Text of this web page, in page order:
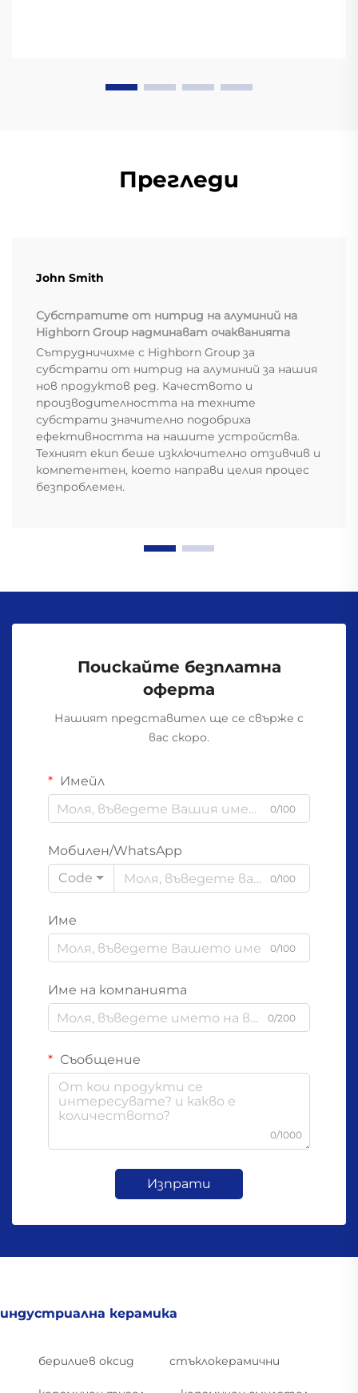
Прегледи
John Smith
Субстратите от нитрид на алуминий на
Highborn Group надминават очакванията
Сътрудничихме с Highborn Group за
субстрати от нитрид на алуминий за нашия
нов продуктов ред. Качеството и
производителността на техните
субстрати значително подобриха
ефективността на нашите устройства.
Техният екип беше изключително отзивчив и
компетентен, което направи целия процес
безпроблемен.
Поискайте безплатна
оферта
Нашият представител ще се свърже с
вас скоро.
Имейл
0/100
Мобилен/WhatsApp
Code
0/100
Име
0/100
Име на компанията
0/200
Съобщение
0/1000
Изпрати
индустриална керамика
берилиев оксид стъклокерамични